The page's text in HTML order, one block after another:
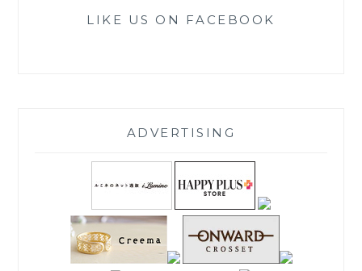
LIKE US ON FACEBOOK
ADVERTISING